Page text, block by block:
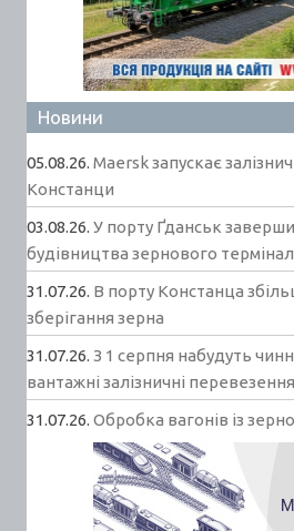
Новини
05.08.26. Maersk запускає
Констанци
03.08.26. У порту Ґданськ
будівництва зернового
31.07.26. В порту Констанца
зберігання зерна
31.07.26. З 1 серпня набудуть
вантажні залізничні перевезення
31.07.26. Обробка вагонів із